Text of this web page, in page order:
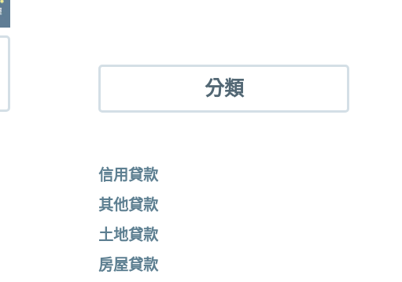
分類
信用貸款
其他貸款
土地貸款
房屋貸款